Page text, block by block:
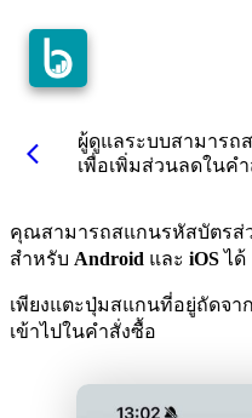
arrow_back_ios
ผู้ดูแลระบบสามารถ
เพื่อเพิ่มส่วนลดในค
คุณสามารถสแกนรหัสบัตรส่
สำหรับ Android และ iOSได้
เพียงแตะปุ่มสแกนที่อยู่ถัดจา
เข้าไปในคำสั่งซื้อ